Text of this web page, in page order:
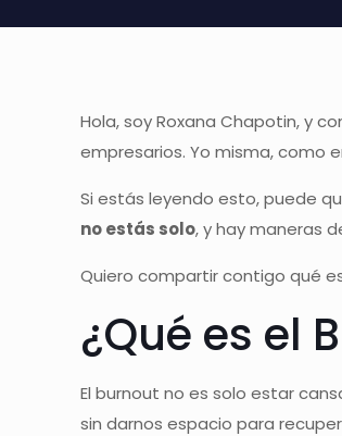
Hola, soy Roxana Chapotin, y
empresarios. Yo misma, como
Si estás leyendo esto, puede
no estás solo, y hay maneras
Quiero compartir contigo qué
¿Qué es el
El burnout no es solo estar
sin darnos espacio para